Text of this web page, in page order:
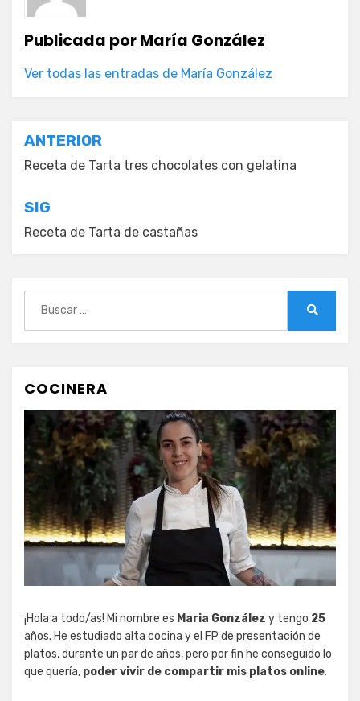
Publicada porMaría González
Ver todas las entradas de María González
Navegación
de
entradas
ANTERIOR
Receta de Tarta tres chocolates con gelatina
SIG
Receta de Tarta de castañas
COCINERA
¡Hola a todo/as! Mi nombre es Maria González y tengo 25
años. He estudiado alta cocina y el FP de presentación de
platos, durante un par de años, pero por fin he conseguido lo
que quería, poder vivir de compartir mis platos online.